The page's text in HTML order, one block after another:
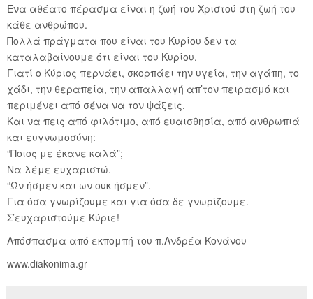
Ένα αθέατο πέρασμα είναι η ζωή του Χριστού στη ζωή του
κάθε ανθρώπου.
Πολλά πράγματα που είναι του Κυρίου δεν τα
καταλαβαίνουμε ότι είναι του Κυρίου.
Γιατί ο Κύριος περνάει, σκορπάει την υγεία, την αγάπη, το
χάδι, την θεραπεία, την απαλλαγή απ’τον πειρασμό και
περιμένει από σένα να τον ψάξεις.
Και να πεις από φιλότιμο, από ευαισθησία, από ανθρωπιά
και ευγνωμοσύνη:
“Ποιος με έκανε καλά”;
Να λέμε ευχαριστώ.
“Ων ήσμεν και ων ουκ ήσμεν”.
Για όσα γνωρίζουμε και για όσα δε γνωρίζουμε.
Σ’ευχαριστούμε Κύριε!
Απόσπασμα από εκπομπή του π.Ανδρέα Κονάνου
www.diakonima.gr